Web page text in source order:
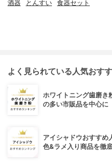
酒器 とんすい 食器セット
よく見られている人気おす
ホワイトニング歯磨き
の多い市販品を中心に
アイシャドウおすすめ
色&ラメ入り商品を徹